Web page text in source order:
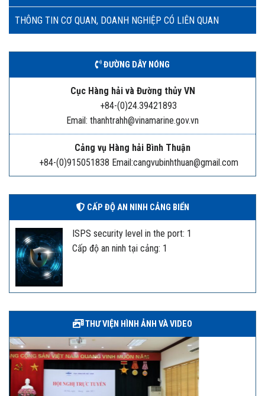
THÔNG TIN CƠ QUAN, DOANH NGHIỆP CÓ LIÊN QUAN
ĐƯỜNG DÂY NÓNG
Cục Hàng hải và Đường thủy VN
+84-(0)24.39421893
Email: thanhtrahh@vinamarine.gov.vn
Cảng vụ Hàng hải Bình Thuận
+84-(0)915051838 Email:cangvubinhthuan@gmail.com
CẤP ĐỘ AN NINH CẢNG BIỂN
ISPS security level in the port: 1
Cấp độ an ninh tại cảng: 1
THƯ VIỆN HÌNH ẢNH VÀ VIDEO